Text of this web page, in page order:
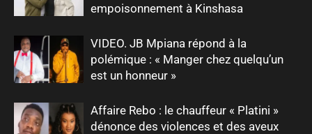
empoisonnement à Kinshasa
VIDEO. JB Mpiana répond à la
polémique : « Manger chez quelqu’un
est un honneur »
Affaire Rebo : le chauffeur « Platini »
dénonce des violences et des aveux